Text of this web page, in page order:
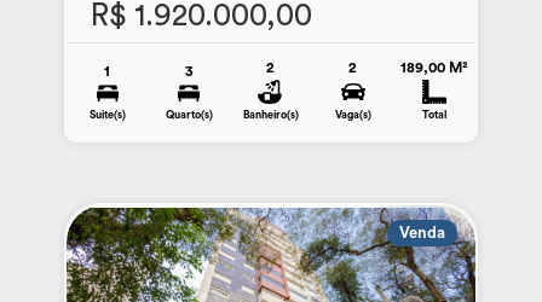
R$ 1.920.000,00
1
Suite(s)
3
Quarto(s)
2
Banheiro(s)
2
Vaga(s)
189,00 M²
Total
Venda